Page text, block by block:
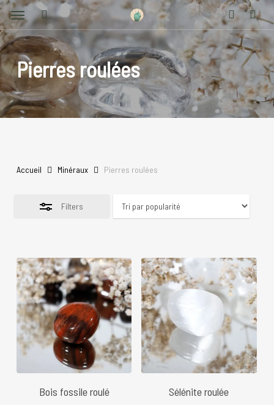
Skip
to
main
content
search account
Menu
Pierres roulées
Accueil Minéraux Pierres roulées
Filters
Close
Filters
7€
Bois fossile roulé Sélénite roulée